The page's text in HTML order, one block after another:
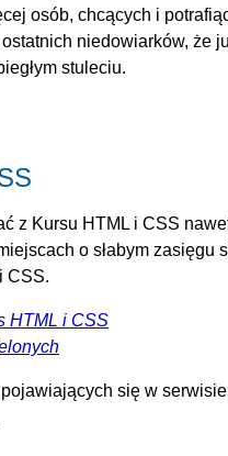
osób, chcących i
niedowiarków, że
stuleciu.
z Kursu HTML i CSS
o słabym
CSS.
HTML i CSS
się w